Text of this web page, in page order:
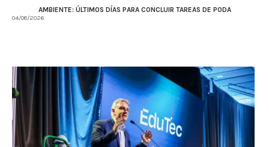
AMBIENTE: ÚLTIMOS DÍAS PARA CONCLUIR TAREAS DE PODA
04/08/2026